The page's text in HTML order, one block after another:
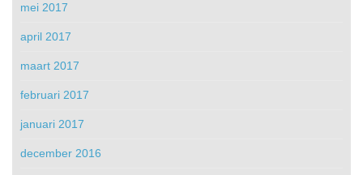
mei 2017
april 2017
maart 2017
februari 2017
januari 2017
december 2016